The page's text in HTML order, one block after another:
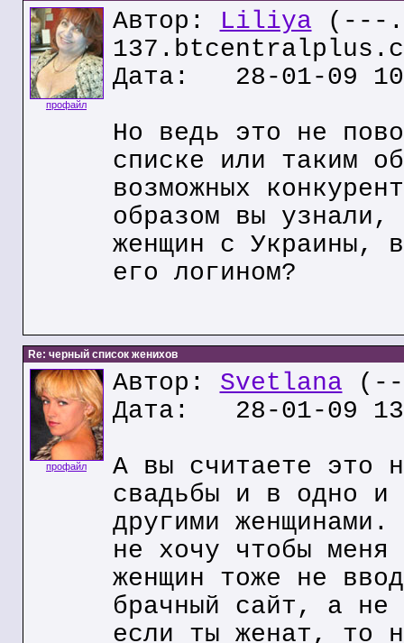
профайл
Автор: Liliya (---
Дата: 28-01-09
Но ведь это не
списке или таким
возможных
образом вы узнали,
женщин с Украины,
его логином?
Re: черный список женихов
профайл
Автор: Svetlana
Дата: 28-01-09
А вы считаете это
свадьбы и в одно и
другими женщинами.
не хочу чтобы меня
женщин тоже не
брачный сайт, а не
если ты женат, то